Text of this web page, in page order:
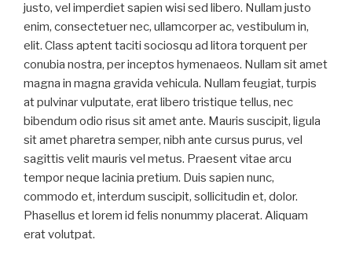
justo, vel imperdiet sapien wisi sed libero. Nullam justo
enim, consectetuer nec, ullamcorper ac, vestibulum in,
elit. Class aptent taciti sociosqu ad litora torquent per
conubia nostra, per inceptos hymenaeos. Nullam sit amet
magna in magna gravida vehicula. Nullam feugiat, turpis
at pulvinar vulputate, erat libero tristique tellus, nec
bibendum odio risus sit amet ante. Mauris suscipit, ligula
sit amet pharetra semper, nibh ante cursus purus, vel
sagittis velit mauris vel metus. Praesent vitae arcu
tempor neque lacinia pretium. Duis sapien nunc,
commodo et, interdum suscipit, sollicitudin et, dolor.
Phasellus et lorem id felis nonummy placerat. Aliquam
erat volutpat.